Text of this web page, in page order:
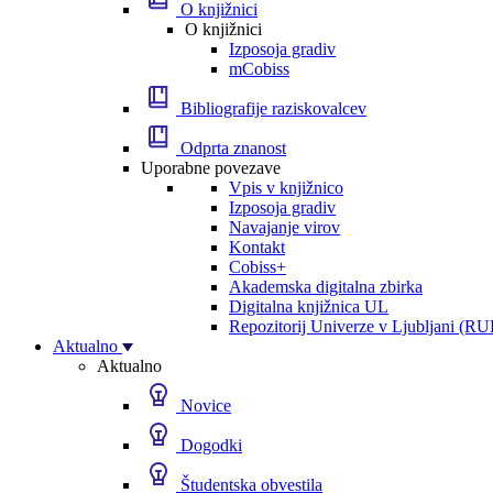
O knjižnici
O knjižnici
Izposoja gradiv
mCobiss
Bibliografije raziskovalcev
Odprta znanost
Uporabne povezave
Vpis v knjižnico
Izposoja gradiv
Navajanje virov
Kontakt
Cobiss+
Akademska digitalna zbirka
Digitalna knjižnica UL
Repozitorij Univerze v Ljubljani
Aktualno
Aktualno
Novice
Dogodki
Študentska obvestila